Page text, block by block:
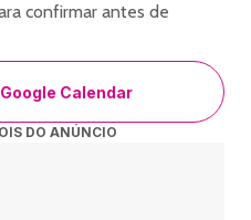
confirmar antes de
Calendar
DO ANÚNCIO